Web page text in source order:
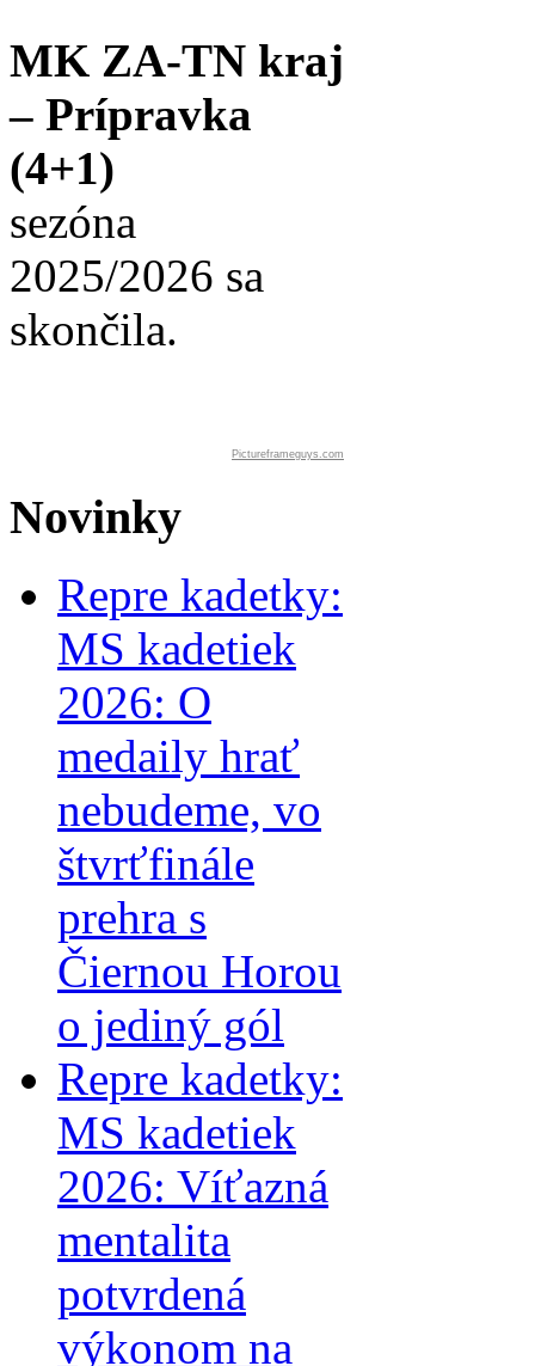
MK ZA-TN kraj
– Prípravka
(4+1)
sezóna
2025/2026 sa
skončila.
Pictureframeguys.com
Novinky
Repre kadetky:
MS kadetiek
2026: O
medaily hrať
nebudeme, vo
štvrťfinále
prehra s
Čiernou Horou
o jediný gól
Repre kadetky:
MS kadetiek
2026: Víťazná
mentalita
potvrdená
výkonom na